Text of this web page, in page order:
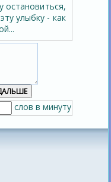
остановиться,
улыбку - как
слов в минуту